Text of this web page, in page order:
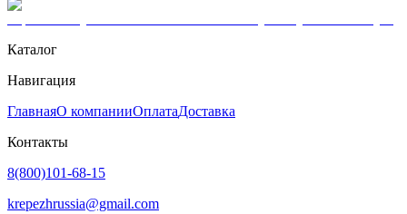
Каталог
Навигация
ГлавнаяО компанииОплатаДоставка
Контакты
8(800)101-68-15
krepezhrussia@gmail.com